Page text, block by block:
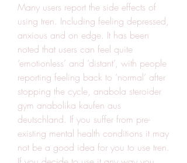
Many users report the side effects of
using tren. Including feeling depressed,
anxious and on edge. It has been
noted that users can feel quite
‘emotionless’ and ‘distant’, with people
reporting feeling back to ‘normal’ after
stopping the cycle, anabola steroider
gym anabolika kaufen aus
deutschland. If you suffer from pre-
existing mental health conditions it may
not be a good idea for you to use tren.